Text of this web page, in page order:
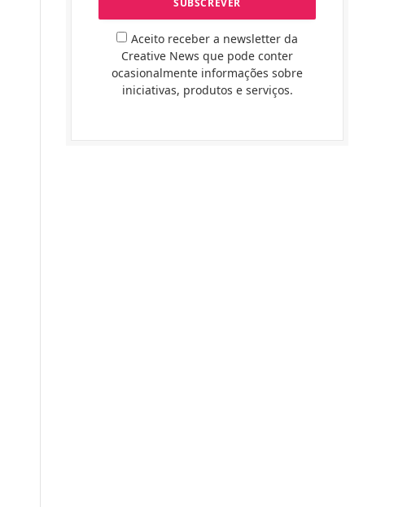
Aceito receber a newsletter da
Creative News que pode conter
ocasionalmente informações sobre
iniciativas, produtos e serviços.